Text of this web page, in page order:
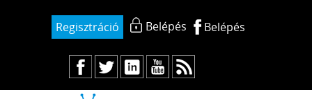
Regisztráció Belépés Belépés